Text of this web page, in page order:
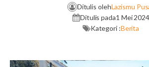
Ditulis olehLazismu
Ditulis pada1 Mei 2024
Kategori :Berita